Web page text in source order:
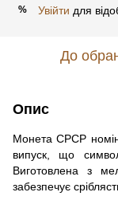
% Увійти для
До
Опис
Монета СРСР
випуск, що
Виготовлена з
забезпечує